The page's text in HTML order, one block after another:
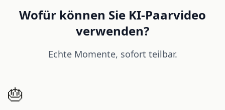
Wofür können Sie KI-Paarvideo
verwenden?
Echte Momente, sofort teilbar.
🎂